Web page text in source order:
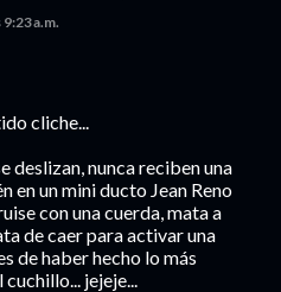
a.m.
cliche...
deslizan, nunca reciben una
en un mini ducto Jean Reno
con una cuerda, mata a
de caer para activar una
de haber hecho lo más
jejeje...